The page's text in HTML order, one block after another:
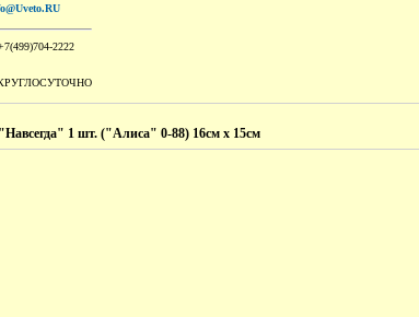
2222
1 шт. ("Алиса" 0-88) 16см х 15см